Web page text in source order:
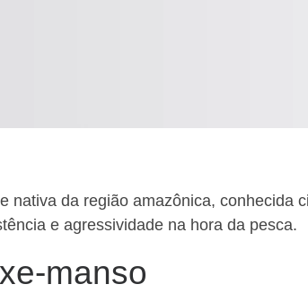
nativa da região amazônica, conhecida
e agressividade na hora da pesca.
manso